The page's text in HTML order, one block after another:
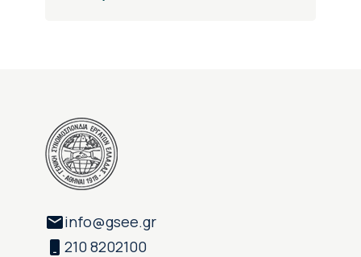
info@gsee.gr
210 8202100